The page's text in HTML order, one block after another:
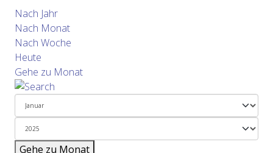
Nach Jahr
Nach Monat
Nach Woche
Heute
Gehe zu Monat
Gehe zu Monat